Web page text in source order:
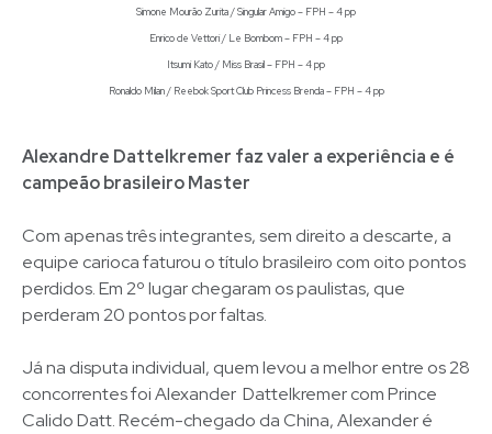
Simone Mourão Zurita / Singular Amigo – FPH – 4 pp
Enrico de Vettori / Le Bombom – FPH – 4 pp
Itsumi Kato / Miss Brasil – FPH – 4 pp
Ronaldo Milan / Reebok Sport Club Princess Brenda – FPH – 4 pp
Alexandre Dattelkremer faz valer a experiência e é
campeão brasileiro Master
Com apenas três integrantes, sem direito a descarte, a
equipe carioca faturou o título brasileiro com oito pontos
perdidos. Em 2º lugar chegaram os paulistas, que
perderam 20 pontos por faltas.
Já na disputa individual, quem levou a melhor entre os 28
concorrentes foi Alexander Dattelkremer com Prince
Calido Datt. Recém-chegado da China, Alexander é